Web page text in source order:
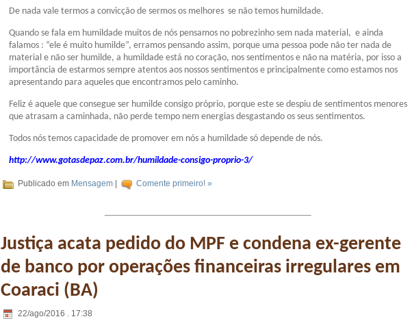
De nada vale termos a convicção de sermos os melhores se não temos humildade.
Quando se fala em humildade muitos de nós pensamos no pobrezinho sem nada material, e ainda
falamos : “ele é muito humilde”, erramos pensando assim, porque uma pessoa pode não ter nada de
material e não ser humilde, a humildade está no coração, nos sentimentos e não na matéria, por isso a
importância de estarmos sempre atentos aos nossos sentimentos e principalmente como estamos nos
apresentando para aqueles que encontramos pelo caminho.
Feliz é aquele que consegue ser humilde consigo próprio, porque este se despiu de sentimentos menores
que atrasam a caminhada, não perde tempo nem energias desgastando os seus sentimentos.
Todos nós temos capacidade de promover em nós a humildade só depende de nós.
http://www.gotasdepaz.com.br/humildade-consigo-proprio-3/
Publicado em Mensagem Comente primeiro! »
Justiça acata pedido do MPF e condena ex-gerente
de banco por operações financeiras irregulares em
Coaraci (BA)
22/ago/2016 . 17:38